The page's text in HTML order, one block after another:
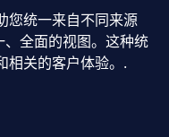
您统一来自不同来源
全面的视图。这种统
相关的客户体验。.